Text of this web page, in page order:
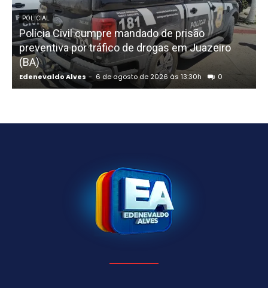
POLICIAL
Polícia Civil cumpre mandado de prisão
preventiva por tráfico de drogas em Juazeiro
(BA)
Edenevaldo Alves - 6 de agosto de 2026 às 13:30h 0